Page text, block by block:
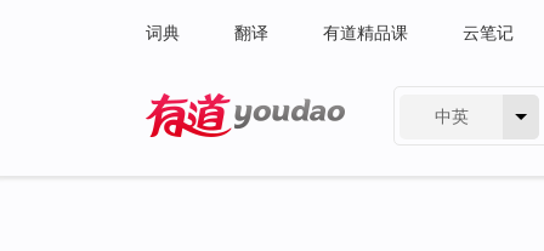
词典 翻译 有道精品课 云笔记
中英